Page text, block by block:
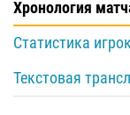
Хронология
Статистика
Текстовая